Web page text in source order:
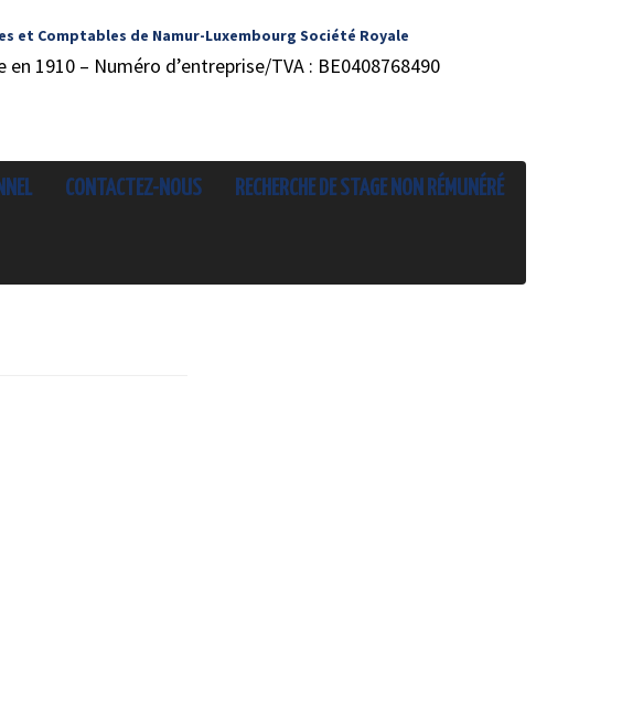
et Comptables de Namur-Luxembourg Société Royale
1910 – Numéro d’entreprise/TVA : BE0408768490
CONTACTEZ-NOUS RECHERCHE DE STAGE NON RÉMUNÉRÉ